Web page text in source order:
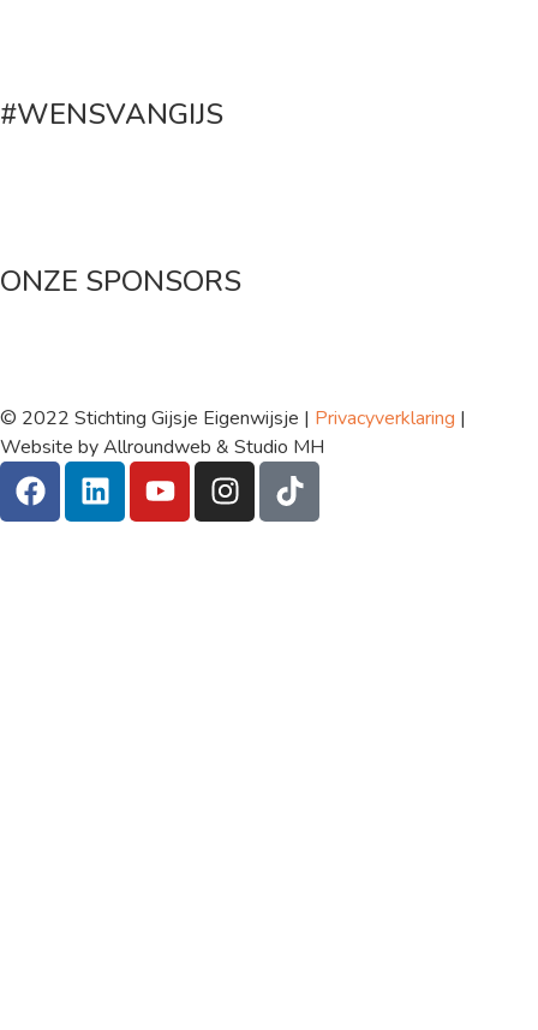
#WENSVANGIJS
ONZE SPONSORS
© 2022 Stichting Gijsje Eigenwijsje | Privacyverklaring |
Website by Allroundweb & Studio MH